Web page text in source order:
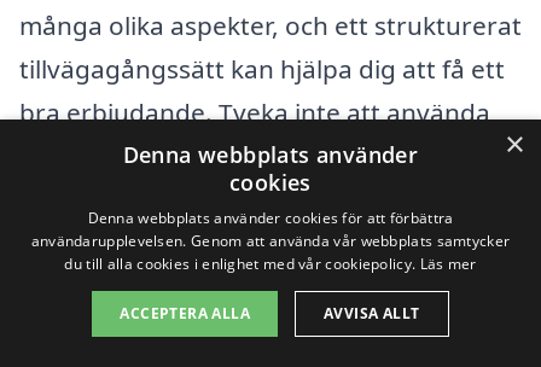
många olika aspekter, och ett strukturerat
tillvägagångssätt kan hjälpa dig att få ett
bra erbjudande. Tveka inte att använda
fasadrenovering-pris.se för att hitta bra
alternativ och göra din renovering så
smidig som möjligt!
Få 3 erbjudanden, gratis och utan
×
Denna webbplats använder
cookies
Denna webbplats använder cookies för att förbättra
användarupplevelsen. Genom att använda vår webbplats samtycker
du till alla cookies i enlighet med vår cookiepolicy. Läs mer
ACCEPTERA ALLA AVVISA ALLT